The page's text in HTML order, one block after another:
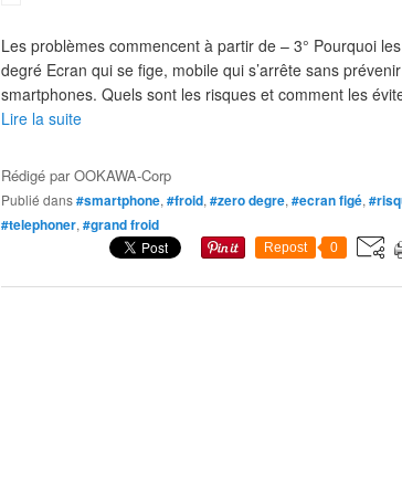
Les problèmes commencent à partir de – 3° Pourquoi
degré Ecran qui se fige, mobile qui s’arrête sans
smartphones. Quels sont les risques et comment les
Lire la suite
Rédigé parOOKAWA-Corp
Publié dans#smartphone, #froid, #zero degre, #ecran figé,
#telephoner, #grand froid
Repost 0